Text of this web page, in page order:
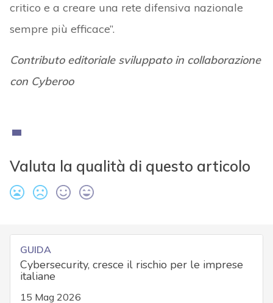
critico e a creare una rete difensiva nazionale
sempre più efficace”.
Contributo editoriale sviluppato in collaborazione
con Cyberoo
Valuta la qualità di questo articolo
GUIDA
Cybersecurity, cresce il rischio per le imprese
italiane
15 Mag 2026